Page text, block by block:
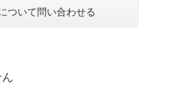
ついて問い合わせる